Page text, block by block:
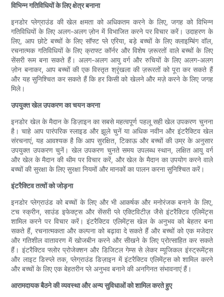
विभिन्न गतिविधियों के लिए क्षेत्र बनाना
इनडोर प्लेग्राउंड की खेल क्षमता को अधिकतम करने के लिए, जगह को विभिन्न
गतिविधियों के लिए अलग-अलग ज़ोन में विभाजित करने पर विचार करें। उदाहरण के
लिए, आप छोटे बच्चों के लिए सॉफ्ट प्ले एरिया, बड़े बच्चों के लिए क्लाइम्बिंग वॉल,
रचनात्मक गतिविधियों के लिए क्राफ्ट कॉर्नर और विशेष ज़रूरतों वाले बच्चों के लिए
सेंसरी रूम बना सकते हैं। अलग-अलग आयु वर्ग और रुचियों के लिए अलग-अलग
ज़ोन बनाकर, आप बच्चों की एक विस्तृत श्रृंखला की ज़रूरतों को पूरा कर सकते हैं
और यह सुनिश्चित कर सकते हैं कि हर किसी को खेलने और मज़े करने के लिए जगह
मिले।
उपयुक्त खेल उपकरण का चयन करना
इनडोर खेल के मैदान के डिज़ाइन का सबसे महत्वपूर्ण पहलू सही खेल उपकरण चुनना
है। चाहे आप पारंपरिक स्लाइड और झूले चुनें या अधिक नवीन और इंटरैक्टिव खेल
संरचनाएं, यह आवश्यक है कि आप सुरक्षित, टिकाऊ और बच्चों की उम्र के अनुसार
उपयुक्त उपकरण चुनें। खेल उपकरण चुनते समय उपलब्ध स्थान, लक्षित आयु वर्ग
और खेल के मैदान की थीम पर विचार करें, और खेल के मैदान का उपयोग करने वाले
बच्चों की सुरक्षा के लिए सुरक्षा नियमों और मानकों का पालन करना सुनिश्चित करें।
इंटरैक्टिव तत्वों को जोड़ना
इनडोर प्लेग्राउंड को बच्चों के लिए और भी आकर्षक और मनोरंजक बनाने के लिए,
टच स्क्रीन, साउंड इफेक्ट्स और सेंसरी प्ले एक्टिविटीज़ जैसे इंटरैक्टिव एलिमेंट्स
शामिल करने पर विचार करें। इंटरैक्टिव एलिमेंट्स खेल के अनुभव को बेहतर बना
सकते हैं, रचनात्मकता और कल्पना को बढ़ावा दे सकते हैं और बच्चों को एक मजेदार
और गतिशील वातावरण में खोजबीन करने और सीखने के लिए प्रोत्साहित कर सकते
हैं। इंटरैक्टिव फ्लोर प्रोजेक्शन और डिजिटल गेम्स से लेकर म्यूजिकल इंस्ट्रूमेंट्स
और लाइट डिस्प्ले तक, प्लेग्राउंड डिज़ाइन में इंटरैक्टिव एलिमेंट्स को शामिल करने
और बच्चों के लिए एक बेहतरीन प्ले अनुभव बनाने की अनगिनत संभावनाएं हैं।
आरामदायक बैठने की व्यवस्था और अन्य सुविधाओं को शामिल करते हुए